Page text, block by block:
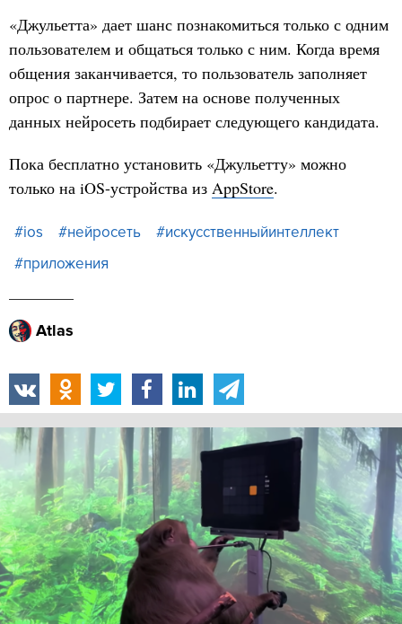
«Джульетта» дает шанс познакомиться только с одним
пользователем и общаться только с ним. Когда время
общения заканчивается, то пользователь заполняет
опрос о партнере. Затем на основе полученных
данных нейросеть подбирает следующего кандидата.
Пока бесплатно установить «Джульетту» можно
только на iOS-устройства из AppStore.
#ios #нейросеть
#искусственныйинтеллект
#приложения
Atlas